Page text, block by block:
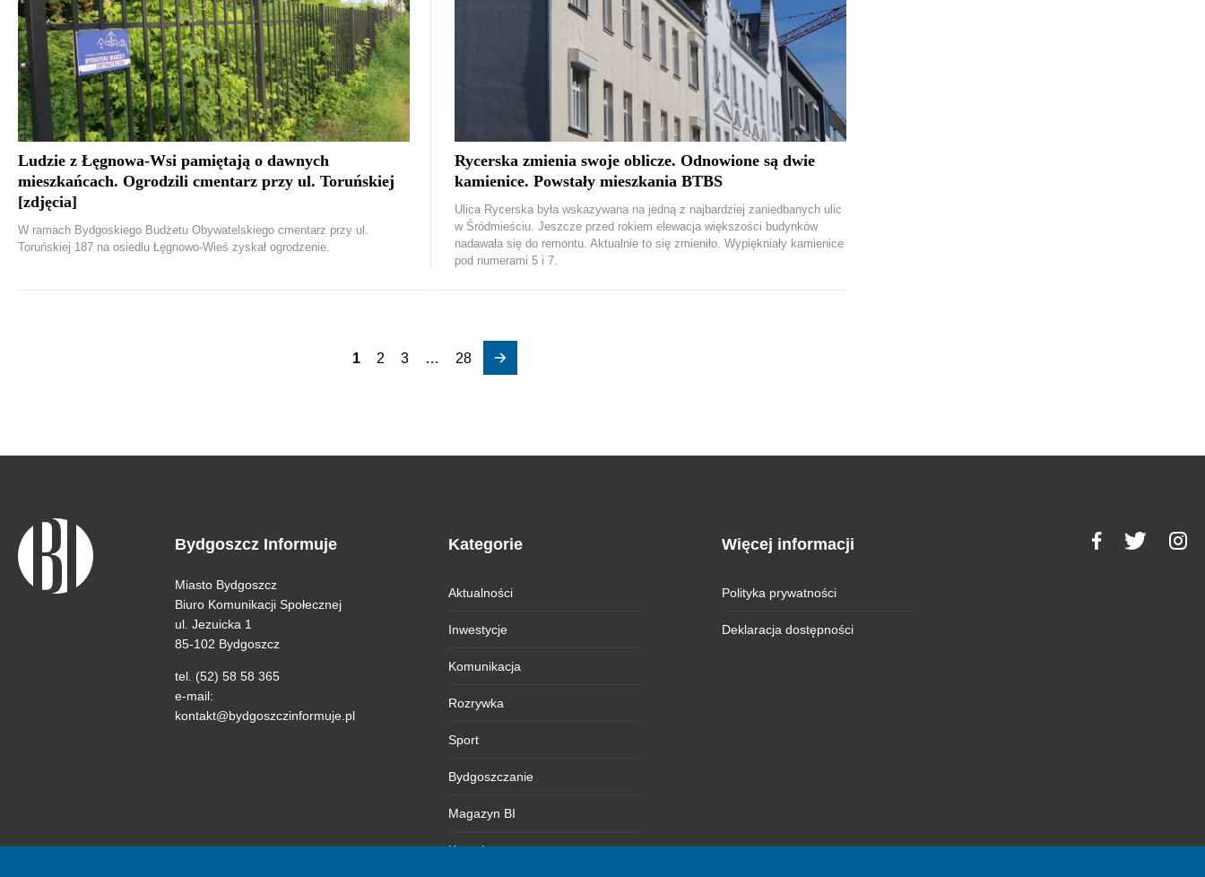
Ludzie z Łęgnowa-Wsi pamiętają o dawnych
mieszkańcach. Ogrodzili cmentarz przy ul. Toruńskiej
[zdjęcia]
W ramach Bydgoskiego Budżetu Obywatelskiego cmentarz przy ul.
Toruńskiej 187 na osiedlu Łęgnowo-Wieś zyskał ogrodzenie.
Rycerska zmienia swoje oblicze. Odnowione są dwie
kamienice. Powstały mieszkania BTBS
Ulica Rycerska była wskazywana na jedną z najbardziej zaniedbanych ulic
w Śródmieściu. Jeszcze przed rokiem elewacja większości budynków
nadawała się do remontu. Aktualnie to się zmieniło. Wypiękniały kamienice
pod numerami 5 i 7.
1 2 3 … 28
Bydgoszcz Informuje
Miasto Bydgoszcz
Biuro Komunikacji Społecznej
ul. Jezuicka 1
85-102 Bydgoszcz
tel. (52) 58 58 365
e-mail:
kontakt@bydgoszczinformuje.pl
Kategorie
Aktualności
Inwestycje
Komunikacja
Rozrywka
Sport
Bydgoszczanie
Magazyn BI
Kontakt
Więcej informacji
Polityka prywatności
Deklaracja dostępności